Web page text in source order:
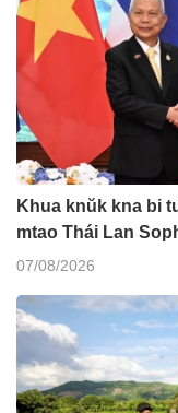
Khua knŭk kna bi
mtao Thái Lan
07/08/2026